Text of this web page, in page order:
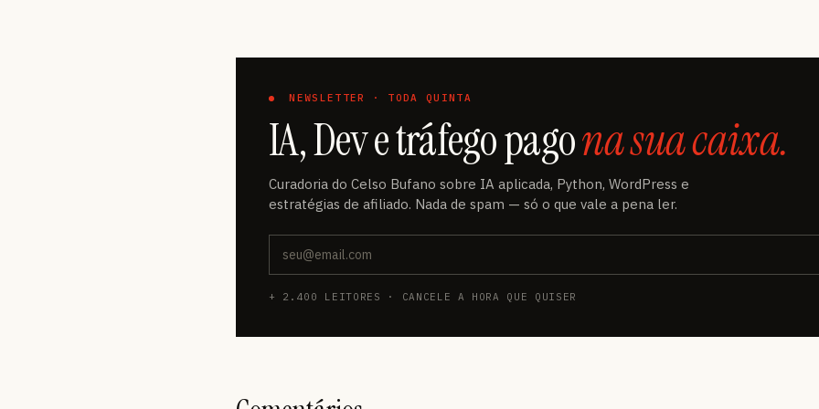
NEWSLETTER · TODA QUINTA
IA, Dev e tráfego pagona sua caixa.
Curadoria do Celso Bufano sobre IA aplicada, Python, WordPress e
estratégias de afiliado. Nada de spam — só o que vale a pena ler.
+ 2.400 LEITORES · CANCELE A HORA QUE QUISER